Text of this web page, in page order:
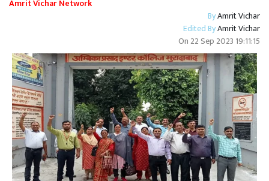
Amrit Vichar Network
ByAmrit Vichar
Edited ByAmrit Vichar
On 22 Sep 2023 19:11:15